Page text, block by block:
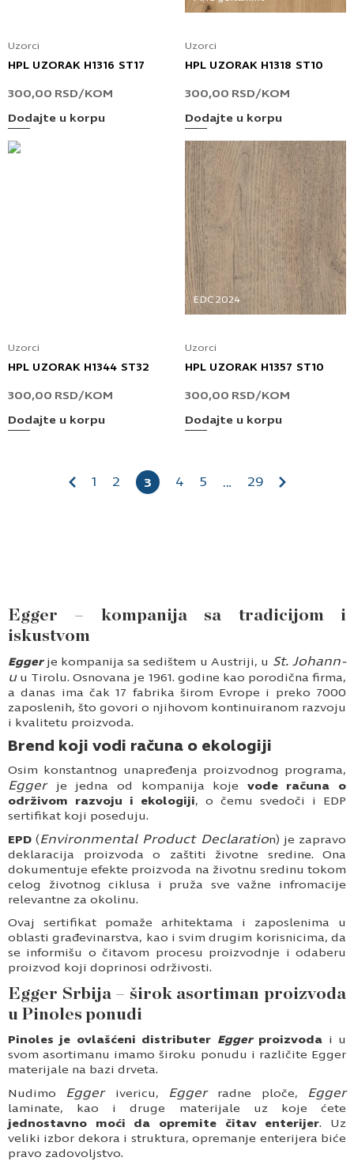
Uzorci
HPL UZORAK H1316 ST17
300,00 RSD/KOM
Dodajte u korpu
Uzorci
HPL UZORAK H1318 ST10
300,00 RSD/KOM
Dodajte u korpu
Uzorci
HPL UZORAK H1344 ST32
300,00 RSD/KOM
Dodajte u korpu
Uzorci
HPL UZORAK H1357 ST10
300,00 RSD/KOM
Dodajte u korpu
1 2 3 4 5 … 29
Egger – kompanija sa tradicijom i
iskustvom
Egger je kompanija sa sedištem u Austriji, u St. Johann-
uu Tirolu. Osnovana je 1961. godine kao porodična firma,
a danas ima čak 17 fabrika širom Evrope i preko 7000
zaposlenih, što govori o njihovom kontinuiranom razvoju
i kvalitetu proizvoda.
Brend koji vodi računa o ekologiji
Osim konstantnog unapređenja proizvodnog programa,
Egger je jedna od kompanija koje vode računa o
održivom razvoju i ekologiji, o čemu svedoči i EDP
sertifikat koji poseduju.
EPD (Environmental Product Declaration) je zapravo
deklaracija proizvoda o zaštiti životne sredine. Ona
dokumentuje efekte proizvoda na životnu sredinu tokom
celog životnog ciklusa i pruža sve važne infromacije
relevantne za okolinu.
Ovaj sertifikat pomaže arhitektama i zaposlenima u
oblasti građevinarstva, kao i svim drugim korisnicima, da
se informišu o čitavom procesu proizvodnje i odaberu
proizvod koji doprinosi održivosti.
Egger Srbija – širok asortiman proizvoda
u Pinoles ponudi
Pinoles je ovlašćeni distributer Egger proizvoda i u
svom asortimanu imamo široku ponudu i različite Egger
materijale na bazi drveta.
Nudimo Egger ivericu, Egger radne ploče, Egger
laminate, kao i druge materijale uz koje ćete
jednostavno moći da opremite čitav enterijer. Uz
veliki izbor dekora i struktura, opremanje enterijera biće
pravo zadovoljstvo.